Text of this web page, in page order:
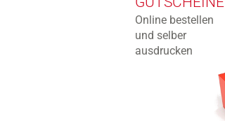
Online bestellen
und selber
ausdrucken